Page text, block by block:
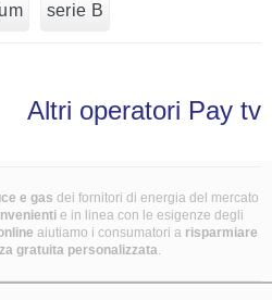
serie B
Altri operatori Pay tv
e gas dei fornitori di energia del mercato
e in linea con le esigenze degli
aiutiamo i consumatori a risparmiare
gratuita personalizzata.